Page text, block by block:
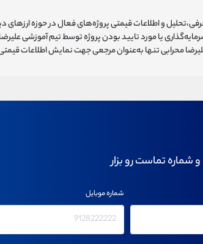
و اطلاعات قیمتی پروژه‌های فعال در حوزه ارزهای
یا مورد تایید بودن پروژه توسط تیم آموزشی
محرابی تنها به‌عنوان مرجعی جهت نمایش اطلاعات
شماره تماست رو بزار
شماره موبایل